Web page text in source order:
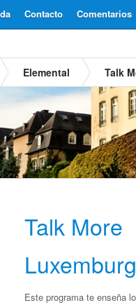
Comentarios
Contacto
Elemental Talk
Talk More
Este programa te enseña